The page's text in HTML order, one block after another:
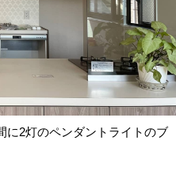
に2灯のペンダントライトのブ